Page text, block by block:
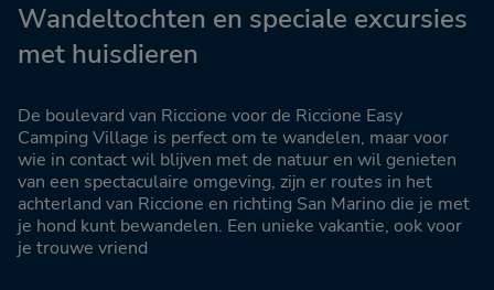
Wandeltochten en speciale excursies
met huisdieren
De boulevard van Riccione voor de Riccione Easy
Camping Village is perfect om te wandelen, maar voor
wie in contact wil blijven met de natuur en wil genieten
van een spectaculaire omgeving, zijn er routes in het
achterland van Riccione en richting San Marino die je met
je hond kunt bewandelen. Een unieke vakantie, ook voor
je trouwe vriend